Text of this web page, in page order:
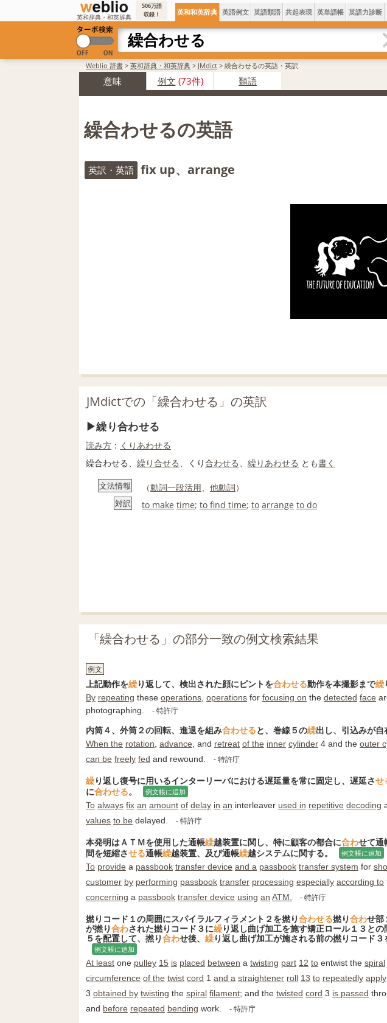
英和辞典・和英辞典
506万語
収録！
英和和英辞典 英語例文 英語類語 共起表現 英単語帳 英語力診断
Weblio 辞書 > 英和辞典・和英辞典 > JMdict > 繰合わせるの英語・英訳
意味 例文 (73件) 類語
繰合わせるの英語
英訳・英語 fix up、arrange
JMdictでの「繰合わせる」の英訳
繰り合わせる
読み方 ： くりあわせる
繰合わせる、 繰り合せる、くり合わせる、 繰りあわせる とも書く
文法情報 （動詞一段活用、 他動詞）
対訳 to make time; to find time; to arrange to do
「繰合わせる」の部分一致の例文検索結果
例文
上記動作を繰り返して、検出された顔にピントを合わせる動作を本撮影まで繰
By repeating these operations operations for focusing on the detected face
photographing.
- 特許庁
内筒４、外筒２の回転、進退を組み合わせると、巻線５の繰出し、引込みが自
When the rotation advance , and retreat of the inner cylinder 4 and the outer
can be freely fed and rewound. - 特許庁
繰り返し復号に用いるインターリーバにおける遅延量を常に固定し、遅延させ
に合わせる。 例文帳に追加
To always fix an amount of delay in an interleaver used in repetitive decoding
values to be delayed. - 特許庁
本発明はＡＴＭを使用した通帳繰越装置に関し、特に顧客の都合に合わせて通
間を短縮させる通帳繰越装置、及び通帳繰越システムに関する。 例文帳に追加
To provide a passbook transfer device and a passbook transfer system for
customer by performing passbook transfer processing especially according to
concerning a passbook transfer device using an ATM. - 特許庁
撚りコード１の周囲にスパイラルフィラメント２を撚り合わせる撚り合わせ部
が撚り合わされた撚りコード３に繰り返し曲げ加工を施す矯正ロール１３と
５を配置して、撚り合わせ後、 繰り返し曲げ加工が施される前の撚りコード
例文帳に追加
At least one pulley 15 is placed between a twisting part 12 to entwist the spiral
circumference of the twist cord 1 and a straightener roll 13 to repeatedly apply
3 obtained by twisting the spiral filament; and the twisted cord 3 is passed
and before repeated bending work. - 特許庁